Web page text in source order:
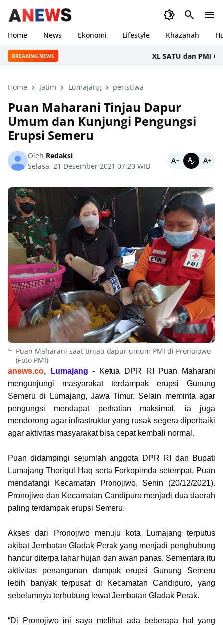
Home News Ekonomi Lifestyle Khazanah
BREAKING NEWS XL SATU dan PMI Gelar
Home Jatim Lumajang peristiwa
Puan Maharani Tinjau Dapur
Umum dan Kunjungi Pengungsi
Erupsi Semeru
Oleh Redaksi
Selasa, 21 Desember 2021 07:20 WIB
Puan Maharani saat tinjau dapur umum PMI di Pronojowo
(Foto PMI)
anews.co, Lumajang - Ketua DPR RI Puan Maharani
mengunjungi masyarakat terdampak erupsi Gunung
Semeru di Lumajang, Jawa Timur. Selain meminta agar
pengungsi mendapat perhatian maksimal, ia juga
mendorong agar infrastruktur yang rusak segera diperbaiki
agar aktivitas masyarakat bisa cepat kembali normal.
Puan didampingi sejumlah anggota DPR RI dan Bupati
Lumajang Thoriqul Haq serta Forkopimda setempat, Puan
mendatangi Kecamatan Pronojiwo, Senin (20/12/2021).
Pronojiwo dan Kecamatan Candipuro menjadi dua daerah
paling terdampak erupsi Semeru.
Akses dari Pronojiwo menuju kota Lumajang terputus
akibat Jembatan Gladak Perak yang menjadi penghubung
hancur diterpa lahar hujan dan awan panas. Sementara itu
aktivitas penanganan dampak erupsi Gunung Semeru
lebih banyak terpusat di Kecamatan Candipuro, yang
sebelumnya terhubung lewat Jembatan Gladak Perak.
“Di Pronojiwo ini saya melihat ada beberapa hal yang